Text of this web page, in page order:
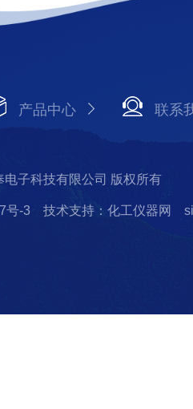
产品中心 联系
子科技有限公司 版权所有
号-3 技术支持：化工仪器网